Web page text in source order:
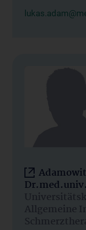
Dr.med.univ.
Allgemeine